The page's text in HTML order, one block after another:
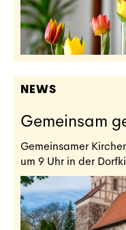
NEWS
Gemeinsam
Gemeinsamer
um 9 Uhr in der